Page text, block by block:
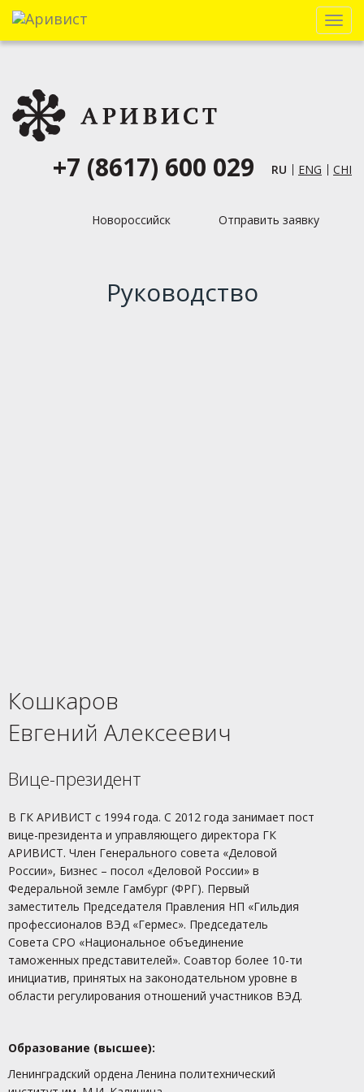
Menu
+7 (8617) 600 029 RU ENG CHI
Новороссийск Отправить заявку
Руководство
Кошкаров
Евгений Алексеевич
Вице-президент
В ГК АРИВИСТ с 1994 года. С 2012 года занимает пост
вице-президента и управляющего директора ГК
АРИВИСТ. Член Генерального совета «Деловой
России», Бизнес – посол «Деловой России» в
Федеральной земле Гамбург (ФРГ). Первый
заместитель Председателя Правления НП «Гильдия
профессионалов ВЭД «Гермес». Председатель
Совета СРО «Национальное объединение
таможенных представителей». Соавтор более 10-ти
инициатив, принятых на законодательном уровне в
области регулирования отношений участников ВЭД.
Образование (высшее):
Ленинградский ордена Ленина политехнический